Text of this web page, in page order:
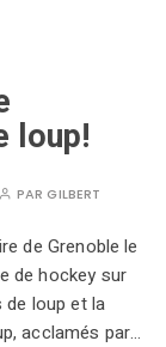
loup!
PARGILBERT
de Grenoble le
de hockey sur
de loup et la
acclamés par…